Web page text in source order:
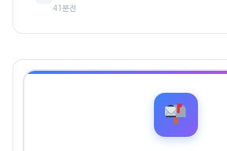
41분전